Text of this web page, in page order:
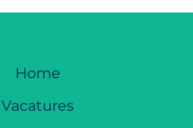
Home
Vacatures